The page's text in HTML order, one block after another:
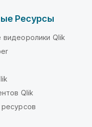
Ресурсы
Qlik
Qlik